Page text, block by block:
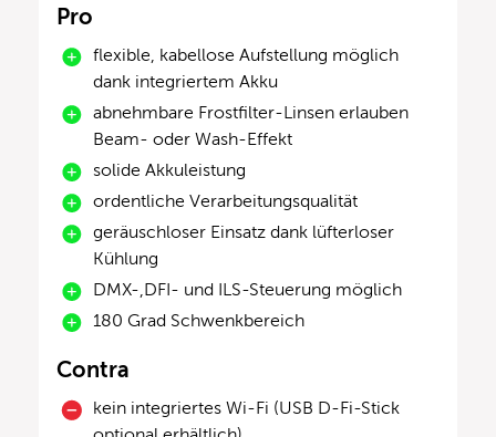
Pro
flexible, kabellose Aufstellung möglich
dank integriertem Akku
abnehmbare Frostfilter-Linsen erlauben
Beam- oder Wash-Effekt
solide Akkuleistung
ordentliche Verarbeitungsqualität
geräuschloser Einsatz dank lüfterloser
Kühlung
DMX-,DFI- und ILS-Steuerung möglich
180 Grad Schwenkbereich
Contra
kein integriertes Wi-Fi (USB D-Fi-Stick